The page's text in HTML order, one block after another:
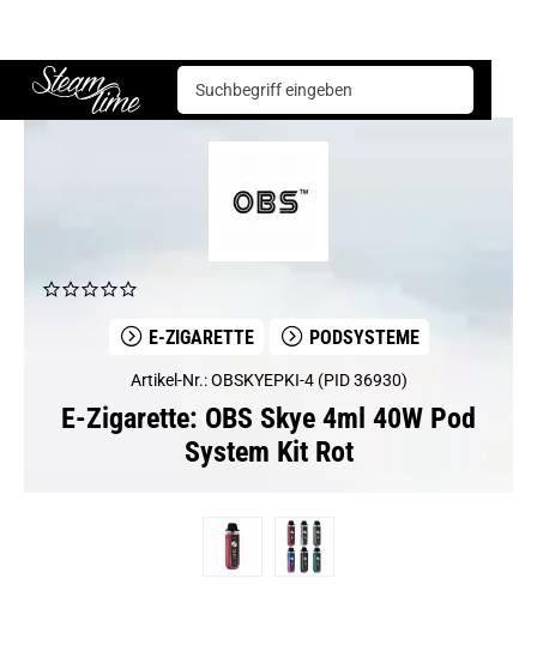
Steam time
E-Zigarette Podsysteme
E-ZIGARETTE PODSYSTEME
Artikel-Nr.: OBSKYEPKI-4 (PID 36930)
E-Zigarette: OBS Skye 4ml 40W Pod
System Kit Rot